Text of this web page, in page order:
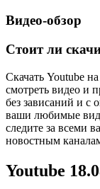
Видео-обзор
Стоит ли
Скачать Youtube
смотреть видео и
без зависаний и с
ваши любимые
следите за всеми
новостным
Youtube